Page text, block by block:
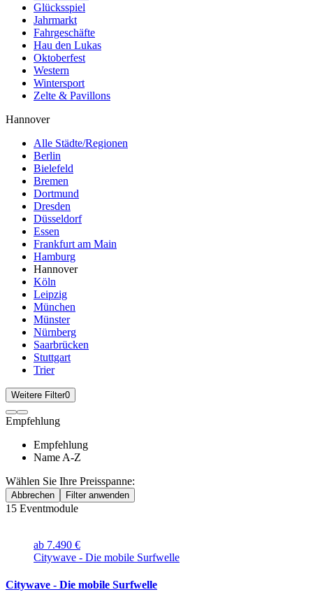
Glücksspiel
Jahrmarkt
Fahrgeschäfte
Hau den Lukas
Oktoberfest
Western
Wintersport
Zelte & Pavillons
Hannover
Alle Städte/Regionen
Berlin
Bielefeld
Bremen
Dortmund
Dresden
Düsseldorf
Essen
Frankfurt am Main
Hamburg
Hannover
Köln
Leipzig
München
Münster
Nürnberg
Saarbrücken
Stuttgart
Trier
Weitere Filter0
Empfehlung
Empfehlung
Name A-Z
Wählen Sie Ihre Preisspanne:
Abbrechen Filter anwenden
15 Eventmodule
ab 7.490 €
Citywave - Die mobile Surfwelle
Citywave - Die mobile Surfwelle